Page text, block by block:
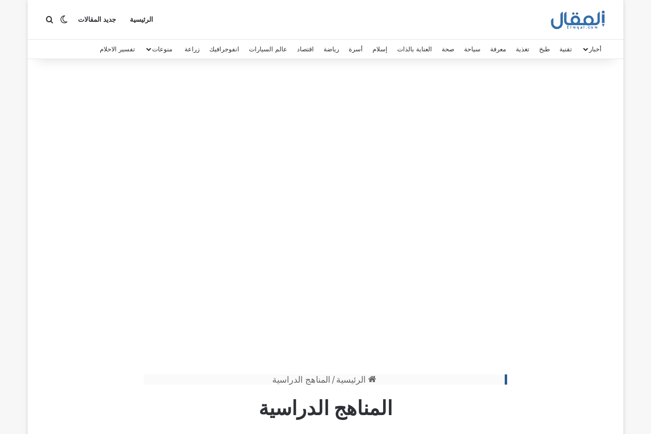
الرئيسية جديد المقالات الوضع المظلم
أخبار تقنية طبخ تغذية معرفة سياحة صحة العناية بالذات إسلام أسرة رياضة اقتصاد عالم السيارات انفوجرافيك زراعة منوعات تفسير الاحلام
الرئيسية/ المناهج الدراسية
المناهج الدراسية